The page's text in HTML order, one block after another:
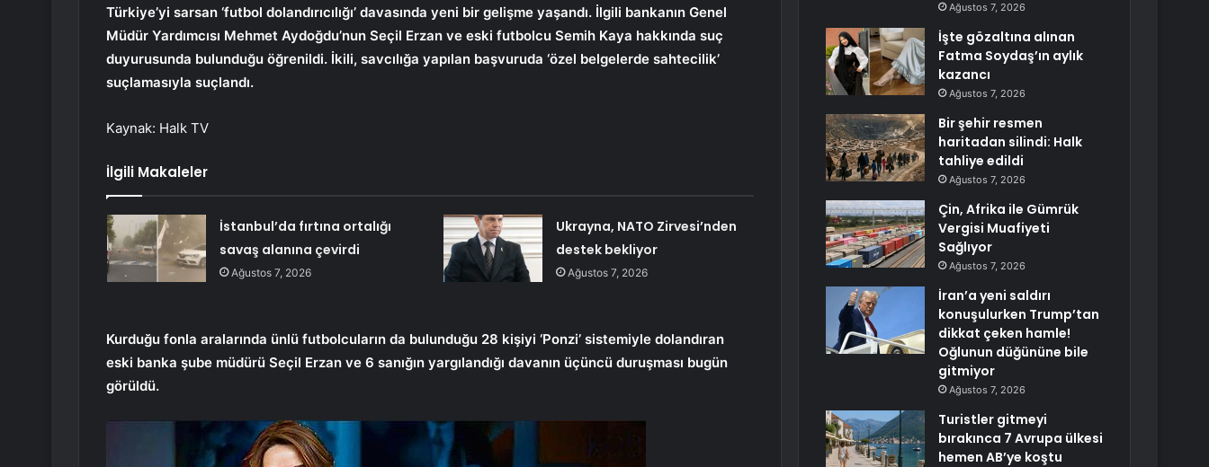
Türkiye’yi sarsan ‘futbol dolandırıcılığı’ davasında yeni bir gelişme yaşandı. İlgili bankanın Genel
Müdür Yardımcısı Mehmet Aydoğdu’nun Seçil Erzan ve eski futbolcu Semih Kaya hakkında suç
duyurusunda bulunduğu öğrenildi. İkili, savcılığa yapılan başvuruda ‘özel belgelerde sahtecilik’
suçlamasıyla suçlandı.
Kaynak: Halk TV
İlgili Makaleler
İstanbul’da fırtına ortalığı
savaş alanına çevirdi
Ağustos 7, 2026
Ukrayna, NATO Zirvesi’nden
destek bekliyor
Ağustos 7, 2026
Kurduğu fonla aralarında ünlü futbolcuların da bulunduğu 28 kişiyi ‘Ponzi’ sistemiyle dolandıran
eski banka şube müdürü Seçil Erzan ve 6 sanığın yargılandığı davanın üçüncü duruşması bugün
görüldü.
Ağustos 7, 2026
İşte gözaltına alınan
Fatma Soydaş’ın aylık
kazancı
Ağustos 7, 2026
Bir şehir resmen
haritadan silindi: Halk
tahliye edildi
Ağustos 7, 2026
Çin, Afrika ile Gümrük
Vergisi Muafiyeti
Sağlıyor
Ağustos 7, 2026
İran’a yeni saldırı
konuşulurken Trump’tan
dikkat çeken hamle!
Oğlunun düğününe bile
gitmiyor
Ağustos 7, 2026
Turistler gitmeyi
bırakınca 7 Avrupa ülkesi
hemen AB’ye koştu